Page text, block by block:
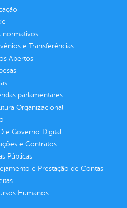
normativos
e Transferências
Abertos
parlamentares
Organizacional
e Governo Digital
e Contratos
Públicas
e Prestação de Contas
Humanos